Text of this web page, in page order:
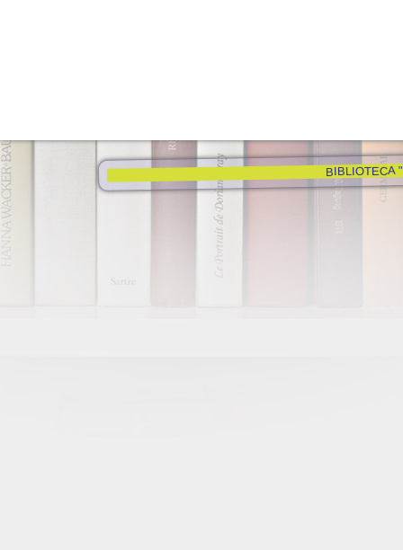
BIBLIOTECA